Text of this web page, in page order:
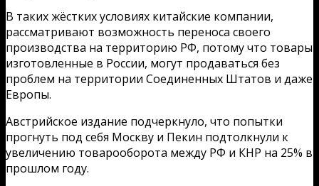
В таких жёстких условиях китайские компании,
рассматривают возможность переноса своего
производства на территорию РФ, потому что товары
изготовленные в России, могут продаваться без
проблем на территории Соединенных Штатов и даже
Европы.
Австрийское издание подчеркнуло, что попытки
прогнуть под себя Москву и Пекин подтолкнули к
увеличению товарооборота между РФ и КНР на 25% в
прошлом году.